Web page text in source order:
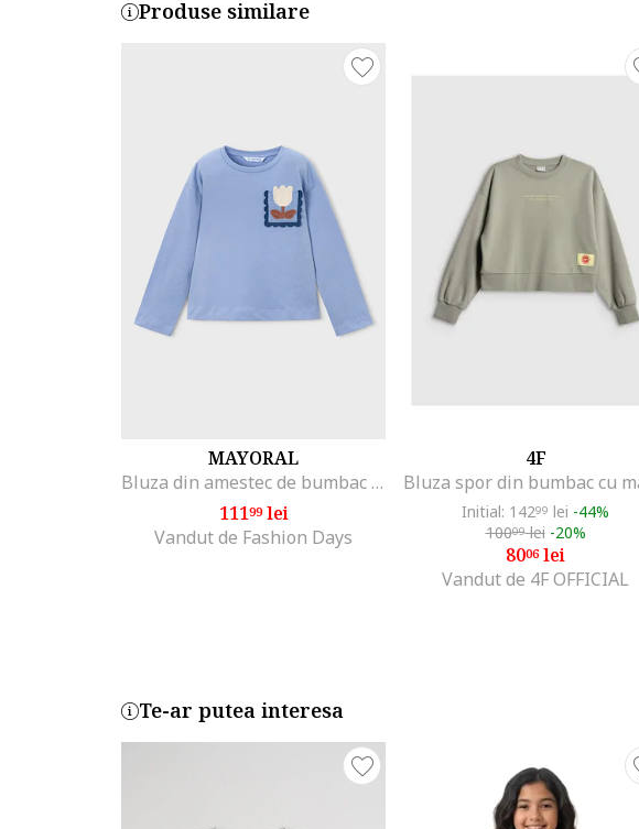
Produse similare
MAYORAL
Bluza din amestec de bumbac cu maneci lungi, Albastru azur
11199lei
Vandut de Fashion Days
4F
Initial: 14299 lei -44%
10009lei -20%
8006lei
Vandut de 4F OFFICIAL
Te-ar putea interesa